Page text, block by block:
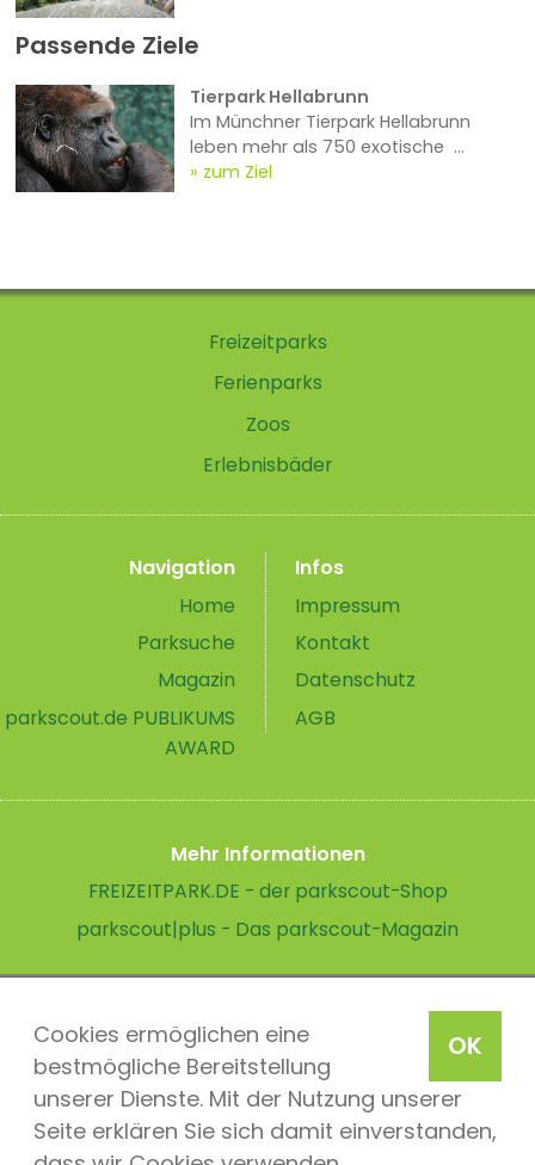
OK
Cookies ermöglichen eine
bestmögliche Bereitstellung
unserer Dienste. Mit der Nutzung unserer
Seite erklären Sie sich damit einverstanden,
Passende Ziele
Tierpark Hellabrunn
Im Münchner Tierpark Hellabrunn
leben mehr als 750 exotische ...
zum Ziel
Freizeitparks
Ferienparks
Zoos
Erlebnisbäder
Navigation
Home
Parksuche
Magazin
parkscout.de PUBLIKUMS
AWARD
Infos
Impressum
Kontakt
Datenschutz
AGB
Mehr Informationen
FREIZEITPARK.DE - der parkscout-Shop
parkscout|plus - Das parkscout-Magazin